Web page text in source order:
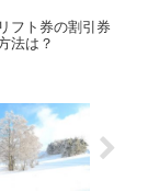
フト券の割引券
法は？